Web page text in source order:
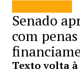
Senado
com
Texto volta à